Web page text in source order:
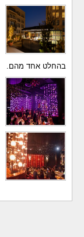
בהחלט אחד מהם.